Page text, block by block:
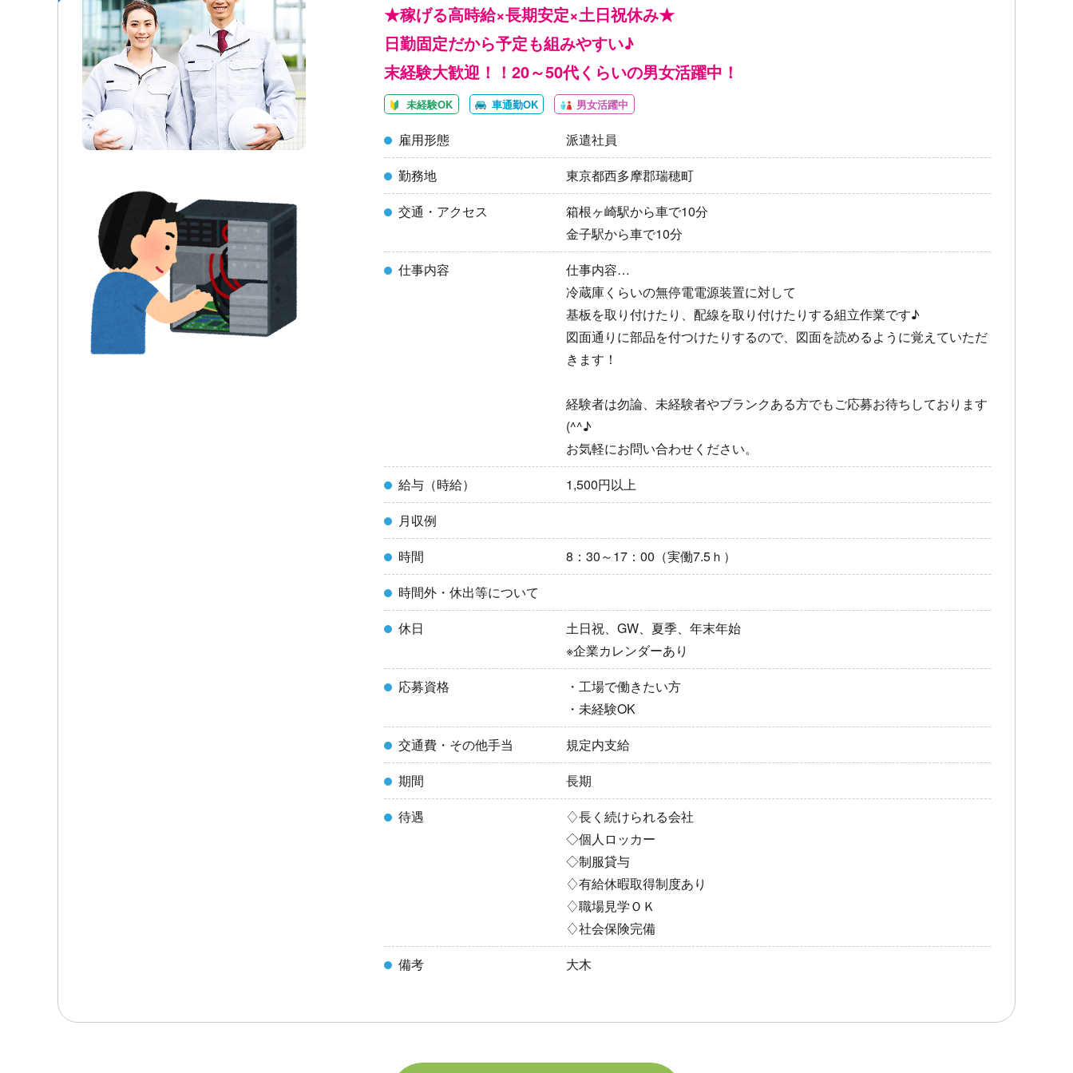
★稼げる高時給×長期安定×土日祝休み★
日勤固定だから予定も組みやすい♪
末経験大歓迎！！20～50代くらいの男女活躍中！
未経験OK 車通勤OK 男女活躍中
雇用形態
派遣社員
勤務地
東京都西多摩郡瑞穂町
交通・アクセス
箱根ヶ崎駅から車で10分
金子駅から車で10分
仕事内容
仕事内容…
冷蔵庫くらいの無停電電源装置に対して
基板を取り付けたり、配線を取り付けたりする組立作業です♪
図面通りに部品を付つけたりするので、図面を読めるように覚えていただ
きます！
経験者は勿論、未経験者やブランクある方でもご応募お待ちしております
(^^♪
お気軽にお問い合わせください。
給与（時給）
1,500円以上
月収例
時間
8：30～17：00（実働7.5ｈ）
時間外・休出等について
休日
土日祝、GW、夏季、年末年始
※企業カレンダーあり
応募資格
・工場で働きたい方
・未経験OK
交通費・その他手当
規定内支給
期間
長期
待遇
♢長く続けられる会社
◇個人ロッカー
◇制服貸与
♢有給休暇取得制度あり
♢職場見学ＯＫ
♢社会保険完備
備考
大木